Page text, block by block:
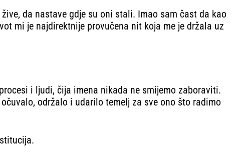
da nastave gdje su oni stali. Imao sam čast da kao
mi je najdirektnije provučena nit koja me je držala uz
i ljudi, čija imena nikada ne smijemo zaboraviti.
održalo i udarilo temelj za sve ono što radimo